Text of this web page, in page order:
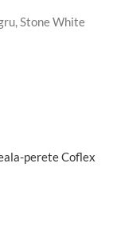
Stone White
perete Coflex